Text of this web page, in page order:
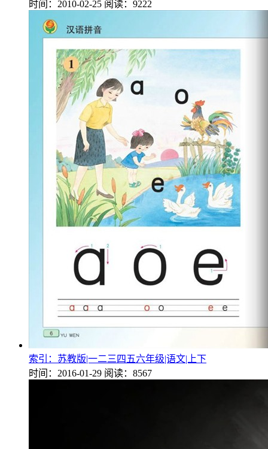
时间：2010-02-25 阅读：9222
索引：苏教版|一二三四五六年级|语文|上下
时间：2016-01-29 阅读：8567